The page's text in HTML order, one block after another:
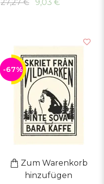
27,27 €
9,03 €
-67%
Zum Warenkorb
hinzufügen